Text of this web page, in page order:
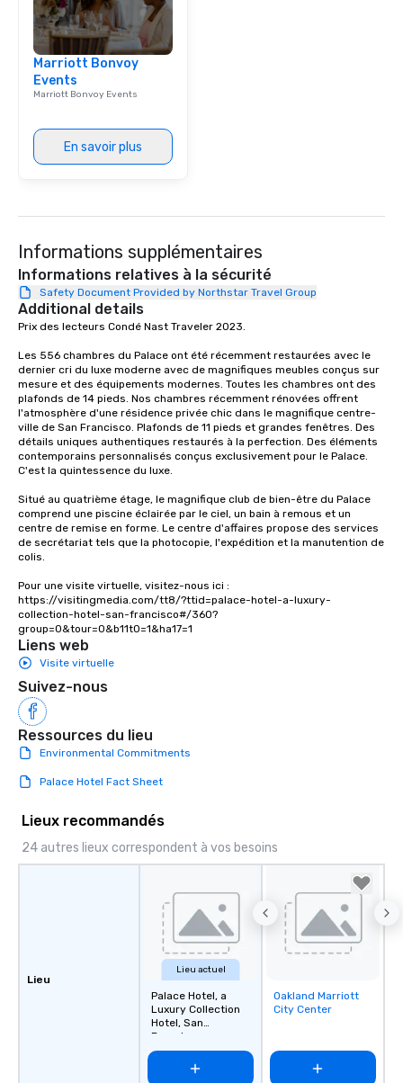
Marriott Bonvoy
Events
Marriott Bonvoy Events
En savoir plus
Informations supplémentaires
Informations relatives à la sécurité
Safety Document Provided by Northstar Travel Group
Additional details
Prix des lecteurs Condé Nast Traveler 2023.
Les 556 chambres du Palace ont été récemment restaurées avec le
dernier cri du luxe moderne avec de magnifiques meubles conçus sur
mesure et des équipements modernes. Toutes les chambres ont des
plafonds de 14 pieds. Nos chambres récemment rénovées offrent
l'atmosphère d'une résidence privée chic dans le magnifique centre-
ville de San Francisco. Plafonds de 11 pieds et grandes fenêtres. Des
détails uniques authentiques restaurés à la perfection. Des éléments
contemporains personnalisés conçus exclusivement pour le Palace.
C'est la quintessence du luxe.
Situé au quatrième étage, le magnifique club de bien-être du Palace
comprend une piscine éclairée par le ciel, un bain à remous et un
centre de remise en forme. Le centre d'affaires propose des services
de secrétariat tels que la photocopie, l'expédition et la manutention de
colis.
Pour une visite virtuelle, visitez-nous ici :
https://visitingmedia.com/tt8/?ttid=palace-hotel-a-luxury-
collection-hotel-san-francisco#/360?
group=0&tour=0&b11t0=1&ha17=1
Liens web
Visite virtuelle
Suivez-nous
Ressources du lieu
Environmental Commitments
Palace Hotel Fact Sheet
Lieux recommandés
24 autres lieux correspondent à vos besoins
Lieu
Lieu actuel
Palace Hotel, a
Luxury Collection
Hotel, San
Francisco
Removed from
favorites
Oakland Marriott
City Center